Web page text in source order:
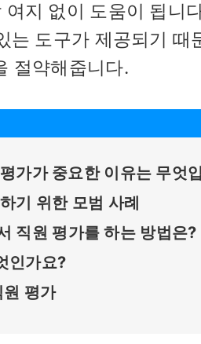
지 없이 도움이 됩니
는 도구가 제공되기
절약해줍니다.
가가 중요한 이유는 무엇
기 위한 모범 사례
직원 평가를 하는 방법은?
인가요?
평가